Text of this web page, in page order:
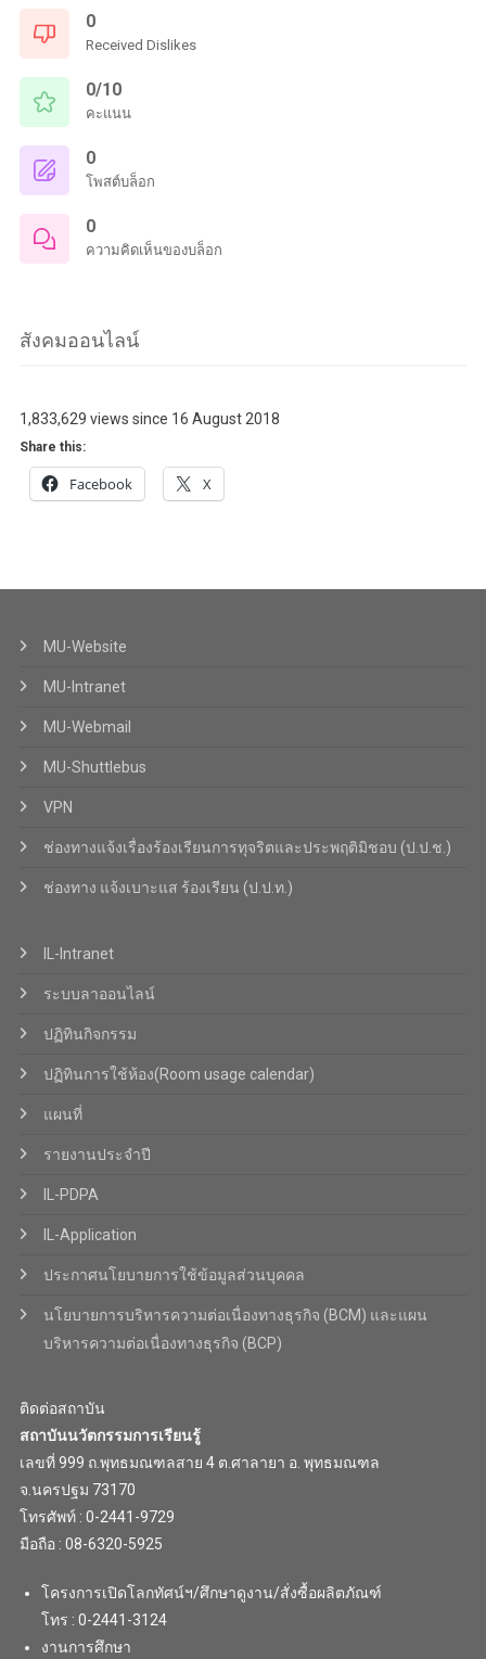
0
Received Dislikes
0/10
คะแนน
0
โพสต์บล็อก
0
ความคิดเห็นของบล็อก
สังคมออนไลน์
1,833,629 views since 16 August 2018
Share this:
Facebook X
MU-Website
MU-Intranet
MU-Webmail
MU-Shuttlebus
VPN
ช่องทางแจ้งเรื่องร้องเรียนการทุจริตและประพฤติมิชอบ (ป.ป.ช.)
ช่องทาง แจ้งเบาะแส ร้องเรียน (ป.ป.ท.)
IL-Intranet
ระบบลาออนไลน์
ปฏิทินกิจกรรม
ปฏิทินการใช้ห้อง(Room usage calendar)
แผนที่
รายงานประจำปี
IL-PDPA
IL-Application
ประกาศนโยบายการใช้ข้อมูลส่วนบุคคล
นโยบายการบริหารความต่อเนื่องทางธุรกิจ (BCM) และแผน
บริหารความต่อเนื่องทางธุรกิจ (BCP)
ติดต่อสถาบัน
สถาบันนวัตกรรมการเรียนรู้
เลขที่ 999 ถ.พุทธมณฑลสาย 4 ต.ศาลายา อ. พุทธมณฑล
จ.นครปฐม 73170
โทรศัพท์ : 0-2441-9729
มือถือ : 08-6320-5925
โครงการเปิดโลกทัศน์ฯ/ศึกษาดูงาน/สั่งซื้อผลิตภัณฑ์
โทร : 0-2441-3124
งานการศึกษา